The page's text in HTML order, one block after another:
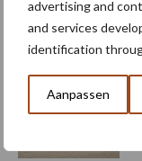
advertising and
and services
identification
Aanpassen
10 aug
6 aug